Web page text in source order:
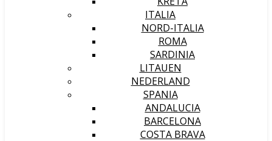
ITALIA
NORD-ITALIA
ROMA
SARDINIA
LITAUEN
NEDERLAND
SPANIA
ANDALUCIA
BARCELONA
COSTA BRAVA